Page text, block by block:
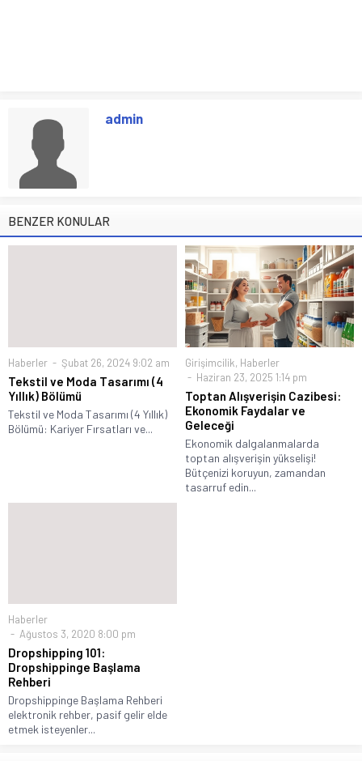
admin
BENZER KONULAR
Haberler Şubat 26, 2024 9:02 am
Tekstil ve Moda Tasarımı (4
Yıllık) Bölümü
Tekstil ve Moda Tasarımı (4 Yıllık)
Bölümü: Kariyer Fırsatları ve...
Girişimcilik, Haberler
Haziran 23, 2025 1:14 pm
Toptan Alışverişin Cazibesi:
Ekonomik Faydalar ve
Geleceği
Ekonomik dalgalanmalarda
toptan alışverişin yükselişi!
Bütçenizi koruyun, zamandan
tasarruf edin...
Haberler
Ağustos 3, 2020 8:00 pm
Dropshipping 101:
Dropshippinge Başlama
Rehberi
Dropshippinge Başlama Rehberi
elektronik rehber, pasif gelir elde
etmek isteyenler...